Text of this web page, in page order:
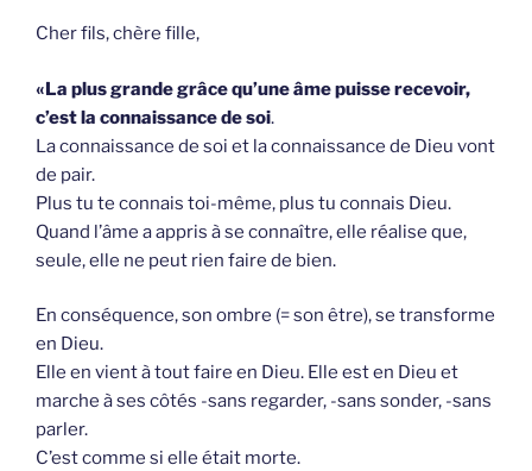
Cher fils, chère fille,
«La plus grande grâce qu’une âme puisse recevoir,
c’est la connaissance de soi.
La connaissance de soi et la connaissance de Dieu vont
de pair.
Plus tu te connais toi-même, plus tu connais Dieu.
Quand l’âme a appris à se connaître, elle réalise que,
seule, elle ne peut rien faire de bien.
En conséquence, son ombre (= son être), se transforme
en Dieu.
Elle en vient à tout faire en Dieu. Elle est en Dieu et
marche à ses côtés -sans regarder, -sans sonder, -sans
parler.
C’est comme si elle était morte.